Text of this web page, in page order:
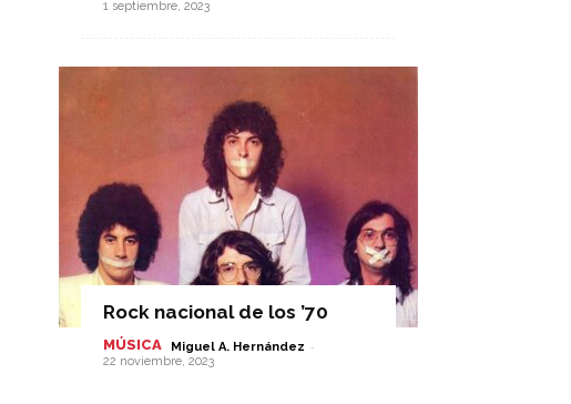
1 septiembre, 2023
Rock nacional de los ’70
MÚSICA Miguel A. Hernández -
22 noviembre, 2023